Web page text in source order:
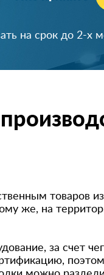
на срок до 2-х
скидку!
товаров
же, на
за счет